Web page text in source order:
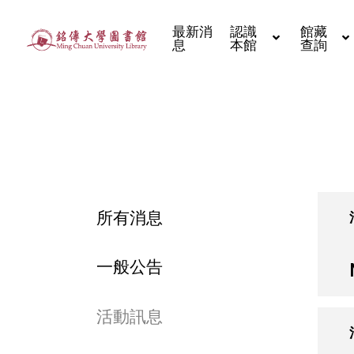
最新消
息
認識
本館
館藏
查詢
所有消息
一般公告
活動訊息